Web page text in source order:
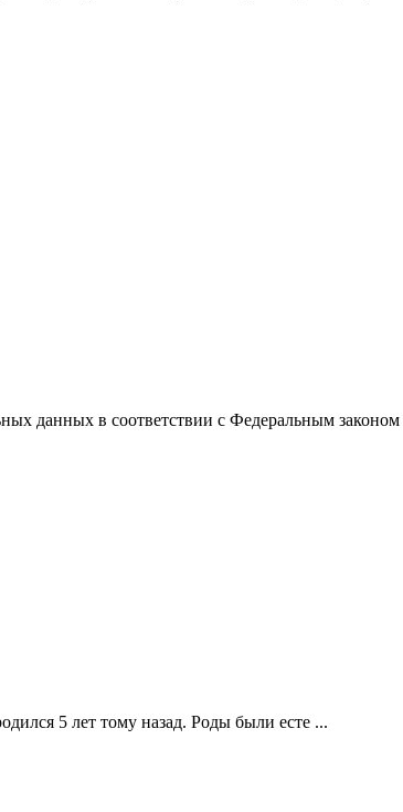
данных в соответствии с Федеральным
5 лет тому назад. Роды были есте ...